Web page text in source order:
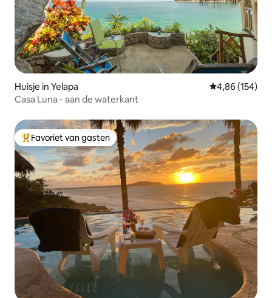
Huisje in Yelapa Gemiddelde
4,86 (154)
Casa Luna - aan de waterkant
Topfavoriet van gasten
Favoriet van gasten